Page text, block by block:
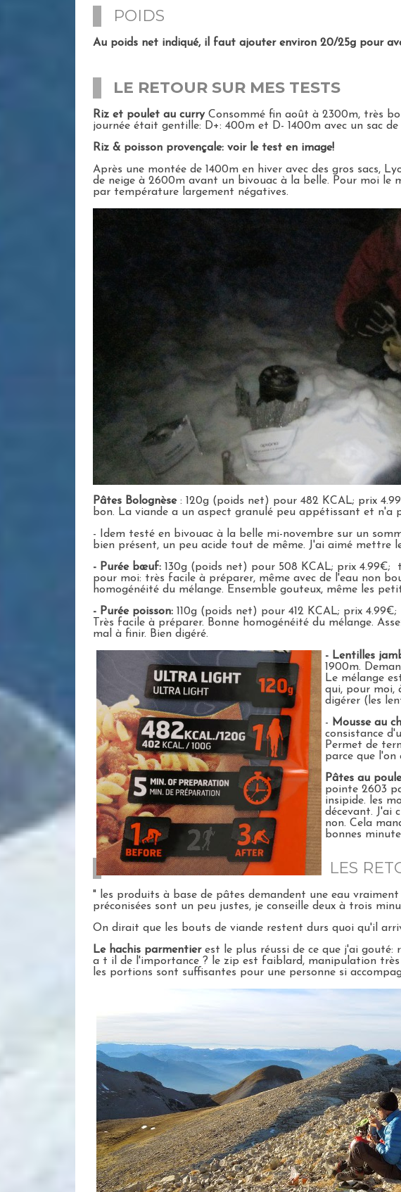
POIDS
Au poids net indiqué, il faut ajouter environ 20/25g pour
LE RETOUR SUR MES TESTS
Riz et poulet au curry Consommé fin août à 2300m, très
journée était gentille: D+: 400m et D- 1400m avec un sac de
Riz & poisson provençale: voir le test en image!
Après une montée de 1400m en hiver avec des gros sacs,
de neige à 2600m avant un bivouac à la belle. Pour moi
par température largement négatives.
Pâtes Bolognèse: 120g (poids net) pour 482 KCAL; prix
bon. La viande a un aspect granulé peu appétissant et n'a
- Idem testé en bivouac à la belle mi-novembre sur un
bien présent, un peu acide tout de même. J'ai aimé mettre
- Purée bœuf: 130g (poids net) pour 508 KCAL; prix 4.99€;
pour moi: très facile à préparer, même avec de l'eau non
homogénéité du mélange. Ensemble gouteux, même les
- Purée poisson: 110g (poids net) pour 412 KCAL; prix
Très facile à préparer. Bonne homogénéité du mélange.
mal à finir. Bien digéré.
- Lentilles
1900m.
Le mélange
qui, pour moi,
digérer (les
- Mousse au
consistance
Permet de
parce que l'on
Pâtes au
pointe 2603
insipide. les
décevant. J'ai
non. Cela
bonnes
LES
" les produits à base de pâtes demandent une eau
préconisées sont un peu justes, je conseille deux à trois
On dirait que les bouts de viande restent durs quoi qu'il
Le hachis parmentierest le plus réussi de ce que j'ai gouté:
a t il de l'importance ? le zip est faiblard, manipulation
les portions sont suffisantes pour une personne si